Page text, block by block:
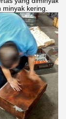
minyak kering.